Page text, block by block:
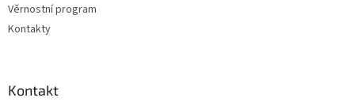
Věrnostní program
Kontakty
Kontakt